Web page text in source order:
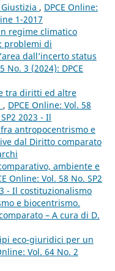
, DPCE Online:
1-2017
regime climatico
problemi di
dall’incerto status
No. 3 (2024): DPCE
tra diritti ed altre
, DPCE Online: Vol. 58
2023 - Il
antropocentrismo e
dal Diritto comparato
ambiente e
Online: Vol. 58 No. SP2
- Il costituzionalismo
e biocentrismo.
– A cura di D.
eco-giuridici per un
Vol. 64 No. 2